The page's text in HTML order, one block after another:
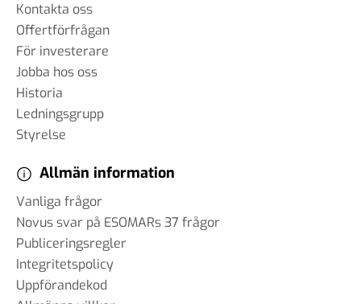
Kontakta oss
Offertförfrågan
För investerare
Jobba hos oss
Historia
Ledningsgrupp
Styrelse
Allmän information
Vanliga frågor
Novus svar på ESOMARs 37 frågor
Publiceringsregler
Integritetspolicy
Uppförandekod